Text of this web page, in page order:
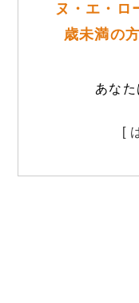
ヌ・エ・ロ
歳未満の
あな
[